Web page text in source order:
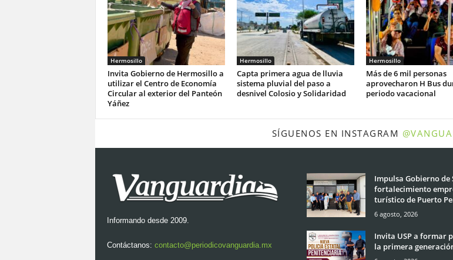
Hermosillo
Invita Gobierno de Hermosillo a
utilizar el Centro de Economía
Circular al exterior del Panteón
Yáñez
Hermosillo
Capta primera agua de lluvia
sistema pluvial del paso a
desnivel Colosio y Solidaridad
Hermosillo
Más de 6 mil personas
aprovecharon H Bus
periodo vacacional
SÍGUENOS EN INSTAGRAM
Informando desde 2009.
Contáctanos: contacto@periodicovanguardia.mx
Impulsa Gobierno de
fortalecimiento
turístico de Puerto
6 agosto, 2026
Invita USP a formar
la primera